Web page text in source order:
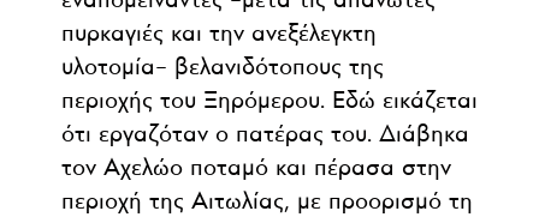
πυρκαγιές και την ανεξέλεγκτη
υλοτομία– βελανιδότοπους της
περιοχής του Ξηρόμερου. Εδώ εικάζεται
ότι εργαζόταν ο πατέρας του. Διάβηκα
τον Αχελώο ποταμό και πέρασα στην
περιοχή της Αιτωλίας, με προορισμό τη